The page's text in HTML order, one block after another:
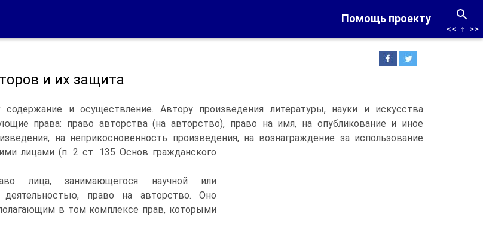
Помощь проекту
<< ↑ >>
и их защита
и осуществление. Автору произведения литературы, науки и искусства
права: право авторства (на авторство), право на имя, на опубликование и иное
на неприкосновенность произведения, на вознаграждение за использование
лицами (п. 2 ст. 135 Основ гражданского
лица, занимающегося научной или
деятельностью, право на авторство. Оно
в том комплексе прав, которыми